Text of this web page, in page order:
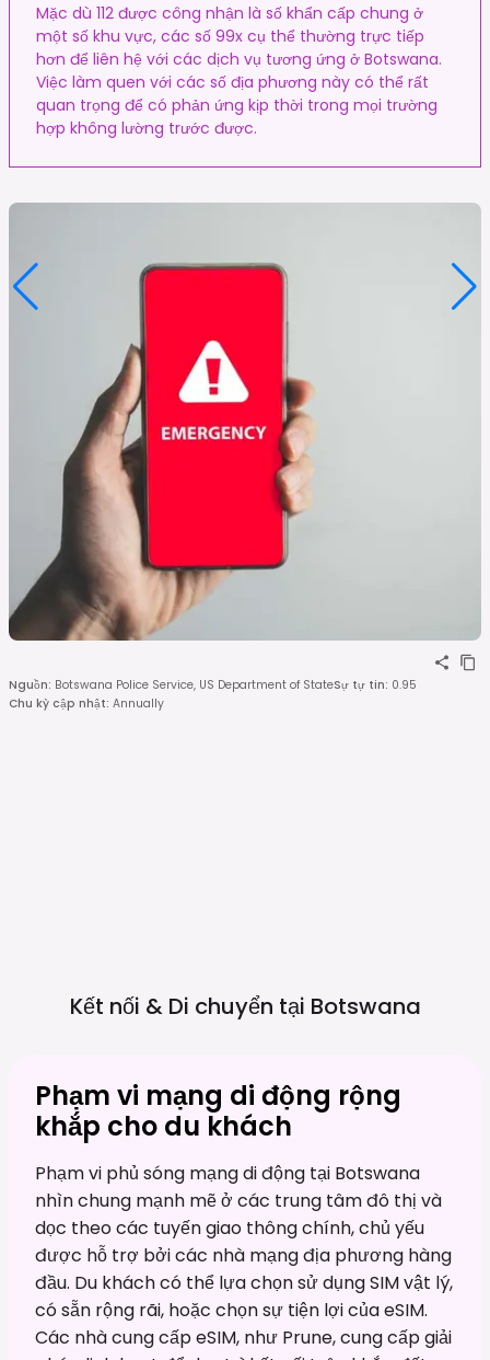
Mặc dù 112 được công nhận là số khẩn cấp chung ở
một số khu vực, các số 99x cụ thể thường trực tiếp
hơn để liên hệ với các dịch vụ tương ứng ở Botswana.
Việc làm quen với các số địa phương này có thể rất
quan trọng để có phản ứng kịp thời trong mọi trường
hợp không lường trước được.
Nguồn: Botswana Police Service, US Department of StateSự tự tin: 0.95
Chu kỳ cập nhật: Annually
Kết nối & Di chuyển tại Botswana
Phạm vi mạng di động rộng
khắp cho du khách
Phạm vi phủ sóng mạng di động tại Botswana
nhìn chung mạnh mẽ ở các trung tâm đô thị và
dọc theo các tuyến giao thông chính, chủ yếu
được hỗ trợ bởi các nhà mạng địa phương hàng
đầu. Du khách có thể lựa chọn sử dụng SIM vật lý,
có sẵn rộng rãi, hoặc chọn sự tiện lợi của eSIM.
Các nhà cung cấp eSIM, như Prune, cung cấp giải